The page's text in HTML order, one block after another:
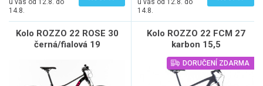
u vás od 12.8. do
14.8.
u vás od 12.8. do
14.8.
Kolo ROZZO 22 ROSE 30
černá/fialová 19
Kolo ROZZO 22 FCM 27
karbon 15,5
DORUČENÍ ZDARMA